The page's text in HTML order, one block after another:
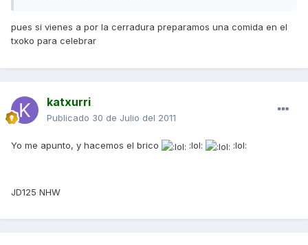
pues si vienes a por la cerradura preparamos una comida en el
txoko para celebrar
katxurri
Publicado 30 de Julio del 2011
Yo me apunto, y hacemos el brico :lol: :lol:
JD125 NHW